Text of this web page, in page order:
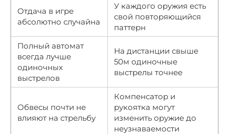
Отдача в игре
абсолютно случайна
У каждого оружия есть
свой повторяющийся
паттерн
Полный автомат
всегда лучше
одиночных
выстрелов
На дистанции свыше
50м одиночные
выстрелы точнее
Обвесы почти не
влияют на стрельбу
Компенсатор и
рукоятка могут
изменить оружие до
неузнаваемости